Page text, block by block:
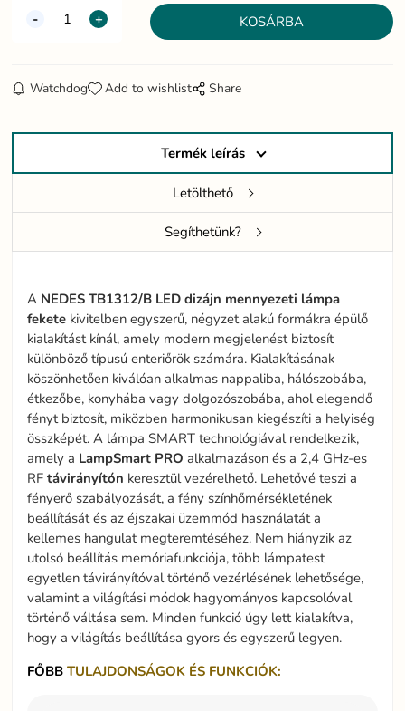
Watchdog Add to wishlist Share
Termék leírás
Letölthető
Segíthetünk?
A NEDES TB1312/B LED dizájn mennyezeti lámpa
fekete kivitelben egyszerű, négyzet alakú formákra épülő
kialakítást kínál, amely modern megjelenést biztosít
különböző típusú enteriőrök számára. Kialakításának
köszönhetően kiválóan alkalmas nappaliba, hálószobába,
étkezőbe, konyhába vagy dolgozószobába, ahol elegendő
fényt biztosít, miközben harmonikusan kiegészíti a helyiség
összképét. A lámpa SMART technológiával rendelkezik,
amely a LampSmart PRO alkalmazáson és a 2,4 GHz-es
RFtávirányítón keresztül vezérelhető. Lehetővé teszi a
fényerő szabályozását, a fény színhőmérsékletének
beállítását és az éjszakai üzemmód használatát a
kellemes hangulat megteremtéséhez. Nem hiányzik az
utolsó beállítás memóriafunkciója, több lámpatest
egyetlen távirányítóval történő vezérlésének lehetősége,
valamint a világítási módok hagyományos kapcsolóval
történő váltása sem. Minden funkció úgy lett kialakítva,
hogy a világítás beállítása gyors és egyszerű legyen.
FŐBB TULAJDONSÁGOK ÉS FUNKCIÓK: